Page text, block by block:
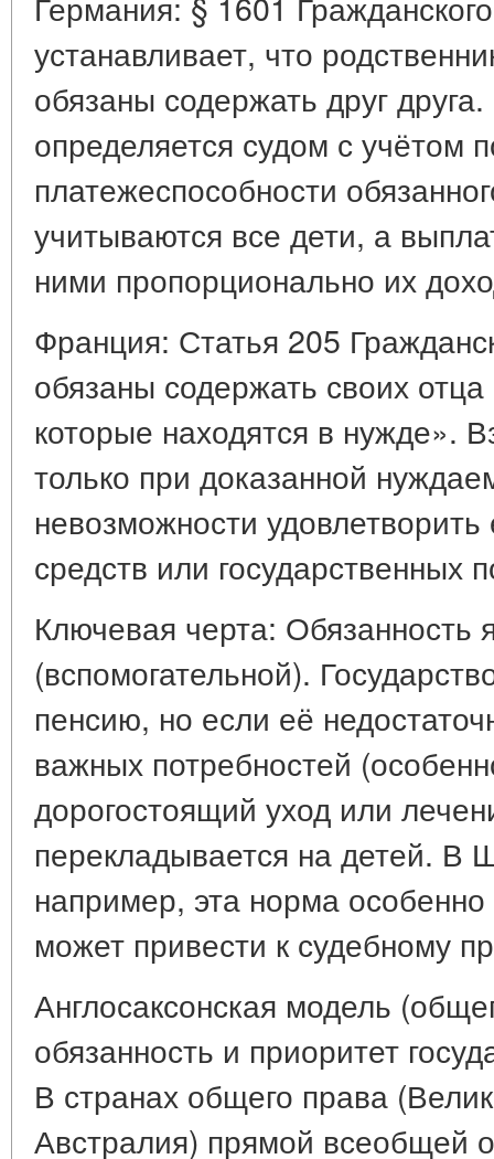
устанавливает, что
обязаны содержать друг
определяется судом с учётом
платежеспособности
учитываются все дети, а
ними пропорционально их
Франция: Статья 205
обязаны содержать своих
которые находятся в нужде».
только при доказанной
невозможности
средств или государственных
Ключевая черта: Обязанность
(вспомогательной).
пенсию, но если её
важных потребностей
дорогостоящий уход или
перекладывается на детей. В
например, эта норма
может привести к судебному
Англосаксонская модель
обязанность и приоритет
В странах общего права
Австралия) прямой всеобщей